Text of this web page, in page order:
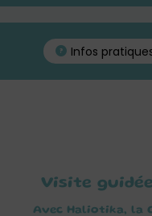
Infos
Visite
Avec Haliotika, la